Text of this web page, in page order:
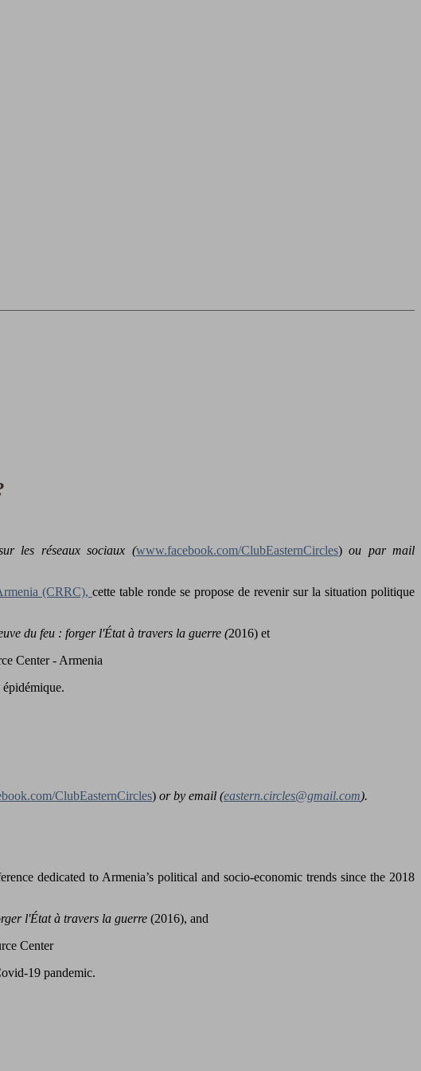
les réseaux sociaux (www.facebook.com/ClubEasternCircles)ou par mail
(CRRC), cette table ronde se propose de revenir sur la situation politique
du feu : forger l'État à travers la guerre (2016) et
Center - Armenia
ClubEasternCircles) or by email (eastern.circles@gmail.com).
dedicated to Armenia’s political and socio-economic trends since the 2018
l'État à travers la guerre (2016), and
Center
19 pandemic.